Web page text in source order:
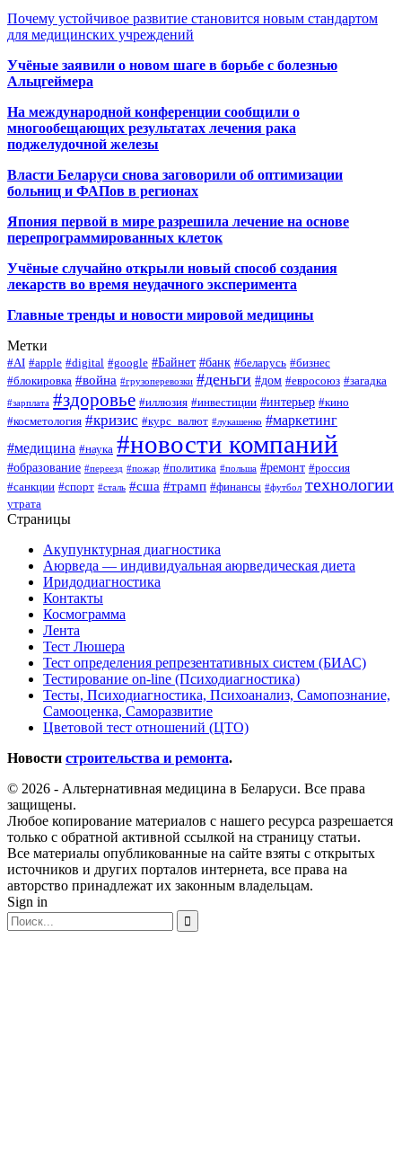
Почему устойчивое развитие становится новым стандартом
для медицинских учреждений
Учёные заявили о новом шаге в борьбе с болезнью
Альцгеймера
На международной конференции сообщили о
многообещающих результатах лечения рака
поджелудочной железы
Власти Беларуси снова заговорили об оптимизации
больниц и ФАПов в регионах
Япония первой в мире разрешила лечение на основе
перепрограммированных клеток
Учёные случайно открыли новый способ создания
лекарств во время неудачного эксперимента
Главные тренды и новости мировой медицины
Метки
#AI #apple #digital #google #Байнет #банк #беларусь #бизнес
#блокировка #война #грузоперевозки #деньги #дом #евросоюз #загадка
#зарплата #здоровье #иллюзия #инвестиции #интерьер #кино
#косметология #кризис #курс_валют #лукашенко #маркетинг
#медицина #наука #новости компаний
#образование #переезд #пожар #политика #польша #ремонт #россия
#санкции #спорт #сталь #сша #трамп #финансы #футбол технологии
утрата
Страницы
Акупунктурная диагностика
Аюрведа — индивидуальная аюрведическая диета
Иридодиагностика
Контакты
Космограмма
Лента
Тест Люшера
Тест определения репрезентативных систем (БИАС)
Тестирование on-line (Психодиагностика)
Тесты, Психодиагностика, Психоанализ, Самопознание,
Самооценка, Саморазвитие
Цветовой тест отношений (ЦТО)
Новости строительства и ремонта.
© 2026 - Альтернативная медицина в Беларуси. Все права
защищены.
Любое копирование материалов с нашего ресурса разрешается
только с обратной активной ссылкой на страницу статьи.
Все материалы опубликованные на сайте взяты с открытых
источников и других порталов интернета, все права на
авторство принадлежат их законным владельцам.
Sign in